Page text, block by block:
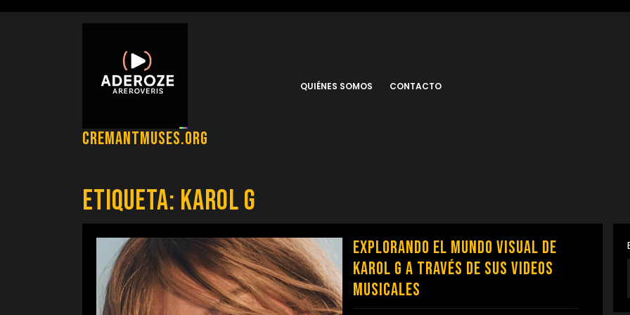
cremantmuses.org
QUIÉNES SOMOS CONTACTO
Etiqueta: karol g
Explorando el Mundo Visual de
Karol G a Través de sus Videos
Musicales